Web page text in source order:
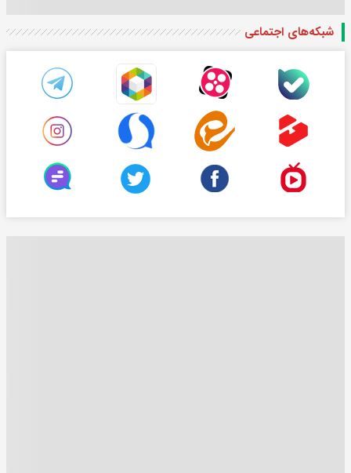
شبکه‌های اجتماعی